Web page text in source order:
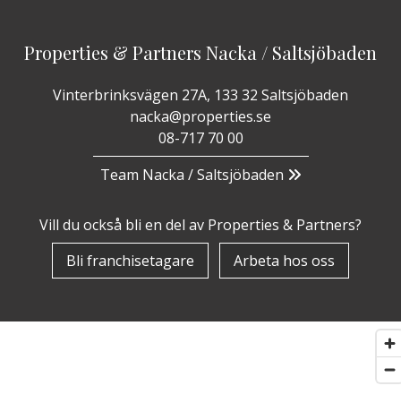
Properties & Partners Nacka / Saltsjöbaden
Vinterbrinksvägen 27A, 133 32 Saltsjöbaden
nacka@properties.se
08-717 70 00
Team Nacka / Saltsjöbaden
Vill du också bli en del av Properties & Partners?
Bli franchisetagare
Arbeta hos oss